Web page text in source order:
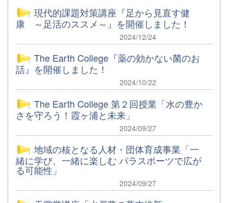
現代的課題対策講座『足から見直す健
康 ～足活のススメ～』を開催しました！
2024/12/24
The Earth College『薬の効かない菌のお
話』を開催しました！
2024/10/22
The Earth College 第２回授業「水の豊か
さを守ろう！霞ヶ浦と未来」
2024/09/27
地域の核となる人材・団体育成事業「一
緒に学び、一緒に楽しむ パラスポーツで広が
る可能性」
2024/09/27